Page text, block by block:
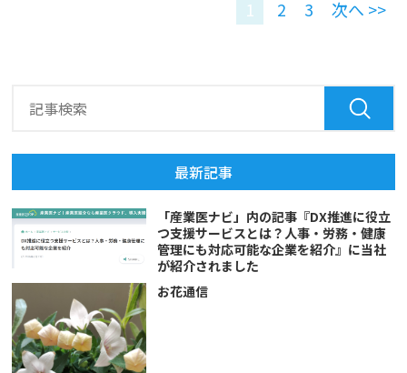
1 2 3 次へ >>
最新記事
「産業医ナビ」内の記事『DX推進に役立
つ支援サービスとは？人事・労務・健康
管理にも対応可能な企業を紹介』に当社
が紹介されました
お花通信